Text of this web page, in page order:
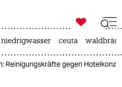
ich

taz zahl ich
niedrigwasser ceuta
Reinigungskräfte gegen